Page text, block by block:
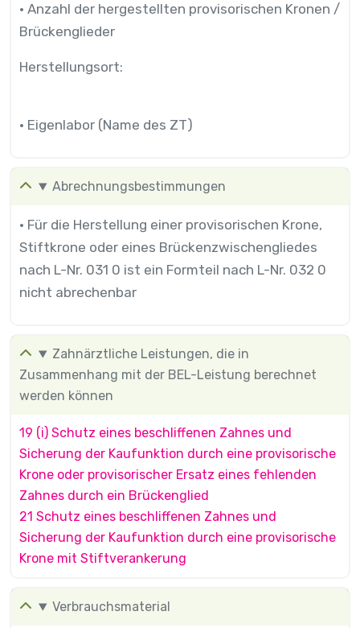
• Anzahl der hergestellten provisorischen Kronen /
Brückenglieder
Herstellungsort:
• Eigenlabor (Name des ZT)
Abrechnungsbestimmungen
• Für die Herstellung einer provisorischen Krone,
Stiftkrone oder eines Brückenzwischengliedes
nach L-Nr. 031 0 ist ein Formteil nach L-Nr. 032 0
nicht abrechenbar
Zahnärztliche Leistungen, die in
Zusammenhang mit der BEL-Leistung berechnet
werden können
19 (i) Schutz eines beschliffenen Zahnes und
Sicherung der Kaufunktion durch eine provisorische
Krone oder provisorischer Ersatz eines fehlenden
Zahnes durch ein Brückenglied
21 Schutz eines beschliffenen Zahnes und
Sicherung der Kaufunktion durch eine provisorische
Krone mit Stiftverankerung
Verbrauchsmaterial